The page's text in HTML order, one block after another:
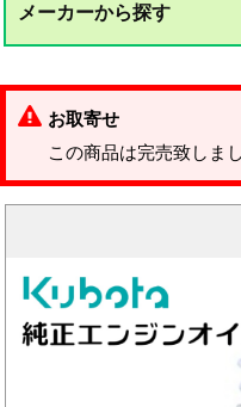
メーカーから探す
お取寄せ
この商品は完売致しま